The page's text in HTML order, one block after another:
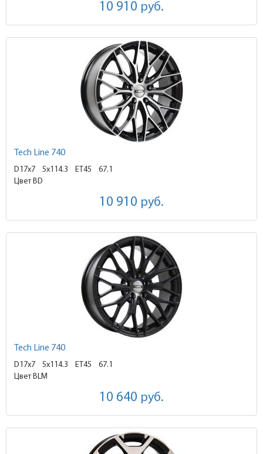
10 910 руб.
Tech Line 740
D17x7 5x114.3 ET45
67.1
Цвет BD
10 910 руб.
Tech Line 740
D17x7 5x114.3 ET45
67.1
Цвет BLM
10 640 руб.